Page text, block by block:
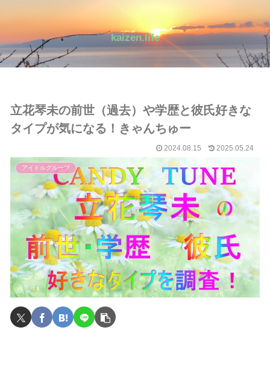
kaizen.life
立花琴未の前世（過去）や学歴と彼氏好きな
タイプが気になる！きゃんちゅー
2024.08.15 2025.05.24
アイドルグループ